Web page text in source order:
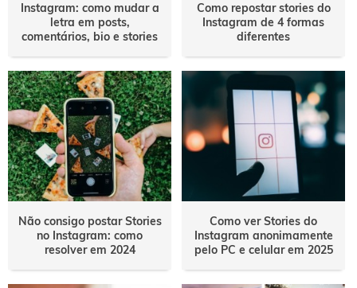
Instagram: como mudar a
letra em posts,
comentários, bio e stories
Como repostar stories do
Instagram de 4 formas
diferentes
Não consigo postar Stories
no Instagram: como
resolver em 2024
Como ver Stories do
Instagram anonimamente
pelo PC e celular em 2025